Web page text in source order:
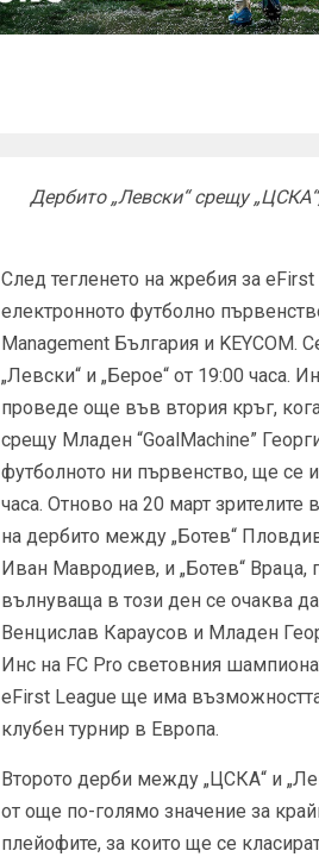
Дербито „Левски“ срещу
След тегленето на жребия за
електронното футболно
Management България и KEYCOM.
„Левски“ и „Берое“ от 19:00 часа.
проведе още във втория кръг,
срещу Младен “GoalMachine”
футболното ни първенство, ще се
часа. Отново на 20 март зрителите
на дербито между „Ботев“
Иван Мавродиев, и „Ботев“ Враца,
вълнуваща в този ден се очаква
Венцислав Караусов и Младен
Инс на FC Pro световния
eFirst League ще има
клубен турнир в Европа.
Второто дерби между „ЦСКА“ и
от още по-голямо значение за
плейофите, за които ще се